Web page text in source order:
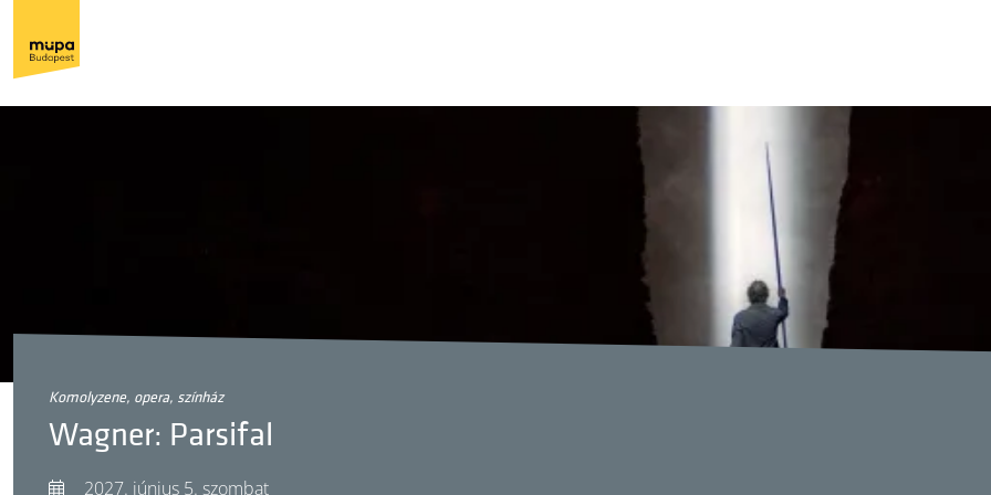
komolyzene, opera, színház
Wagner: Parsifal
2027. június 5. szombat